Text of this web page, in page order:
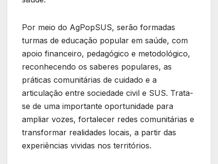
Por meio do AgPopSUS, serão formadas
turmas de educação popular em saúde, com
apoio financeiro, pedagógico e metodológico,
reconhecendo os saberes populares, as
práticas comunitárias de cuidado e a
articulação entre sociedade civil e SUS. Trata-
se de uma importante oportunidade para
ampliar vozes, fortalecer redes comunitárias e
transformar realidades locais, a partir das
experiências vividas nos territórios.